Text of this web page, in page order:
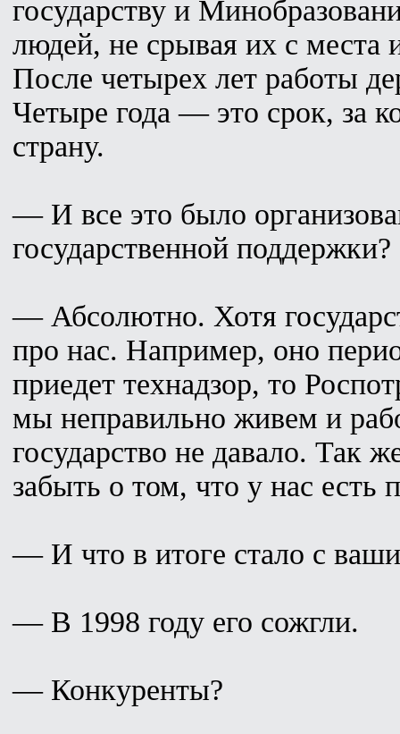
государству и
людей, не срывая их с места
После четырех лет работы
Четыре года — это срок, за
страну.
— И все это было
государственной поддержки?
— Абсолютно. Хотя
про нас. Например, оно
приедет технадзор, то
мы неправильно живем и
государство не давало. Так
забыть о том, что у нас есть
— И что в итоге стало с
— В 1998 году его сожгли.
— Конкуренты?